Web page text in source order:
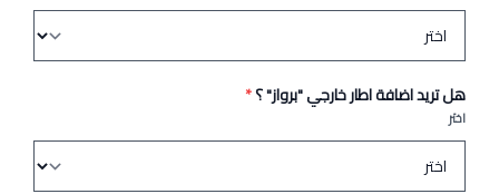
هل تريد اضافة اطار خارجي "برواز" ؟*
اختر